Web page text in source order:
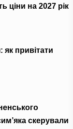
ціни на 2027 рік
привітати
скерували